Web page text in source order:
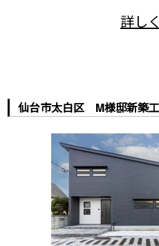
仙台市太白区 M様邸新築